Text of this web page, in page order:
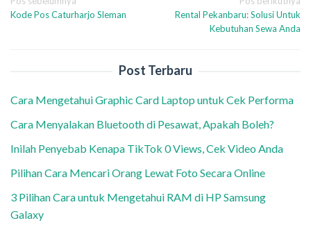
pos
Kode Pos Caturharjo Sleman
Rental Pekanbaru: Solusi Untuk
Kebutuhan Sewa Anda
Post Terbaru
Cara Mengetahui Graphic Card Laptop untuk Cek Performa
Cara Menyalakan Bluetooth di Pesawat, Apakah Boleh?
Inilah Penyebab Kenapa TikTok 0 Views, Cek Video Anda
Pilihan Cara Mencari Orang Lewat Foto Secara Online
3 Pilihan Cara untuk Mengetahui RAM di HP Samsung
Galaxy